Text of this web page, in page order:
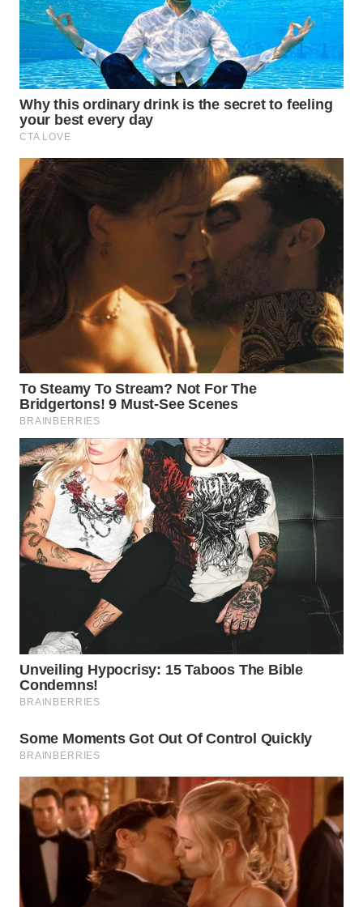
KALTENG
WN
KALTARA
WN
KALSEL
WN
KALTIM
GORONTALO
WN
MALUKU
WN
MALUT
WN
DAIRI
WN
NIAS
LANGKAT
WN
TAPANULI
SELATAN
TANJUNG
LESUNG